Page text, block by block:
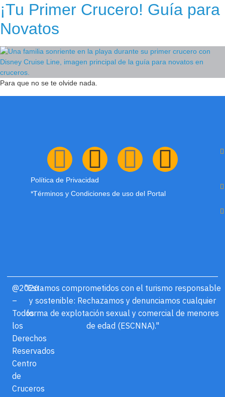
¡Tu Primer Crucero! Guía para
Novatos
Para que no se te olvide nada.
Política de Privacidad
*Términos y Condiciones de uso del Portal
@2026
–
Todos
los
Derechos
Reservados
Centro
de
Cruceros
"Estamos comprometidos con el turismo responsable
y sostenible: Rechazamos y denunciamos cualquier
forma de explotación sexual y comercial de menores
de edad (ESCNNA)."